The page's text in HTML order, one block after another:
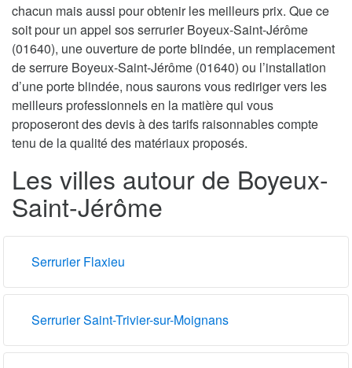
chacun mais aussi pour obtenir les meilleurs prix. Que ce
soit pour un appel sos serrurier Boyeux-Saint-Jérôme
(01640), une ouverture de porte blindée, un remplacement
de serrure Boyeux-Saint-Jérôme (01640) ou l’installation
d’une porte blindée, nous saurons vous rediriger vers les
meilleurs professionnels en la matière qui vous
proposeront des devis à des tarifs raisonnables compte
tenu de la qualité des matériaux proposés.
Les villes autour de Boyeux-
Saint-Jérôme
Serrurier Flaxieu
Serrurier Saint-Trivier-sur-Moignans